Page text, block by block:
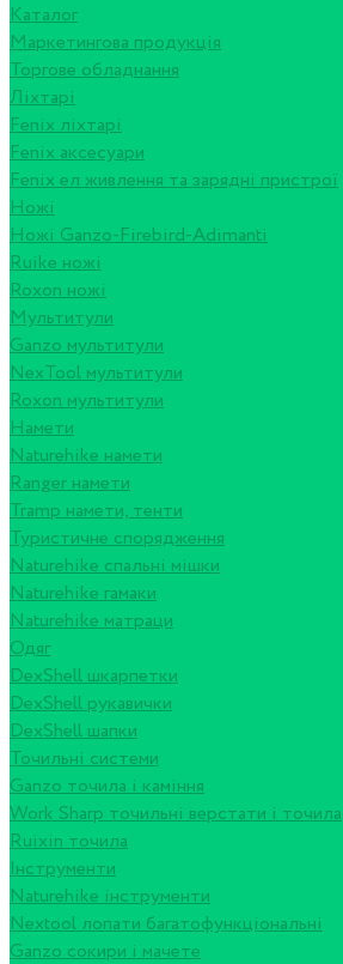
Каталог
Маркетингова продукція
Торгове обладнання
Ліхтарі
Fenix ліхтарі
Fenix аксесуари
Fenix ел живлення та зарядні пристрої
Ножі
Ножі Ganzo-Firebird-Adimanti
Ruike ножі
Roxon ножi
Мультитули
Ganzo мультитули
NexTool мультитули
Roxon мультитули
Намети
Naturehike намети
Ranger намети
Tramp намети, тенти
Туристичне спорядження
Naturehike спальні мішки
Naturehike гамаки
Naturehike матраци
Одяг
DexShell шкарпетки
DexShell рукавички
DexShell шапки
Точильні системи
Ganzo точила і каміння
Work Sharp точильні верстати і точила
Ruixin точила
Інструменти
Naturehike інструменти
Nextool лопати багатофункціональні
Ganzo сокири і мачете